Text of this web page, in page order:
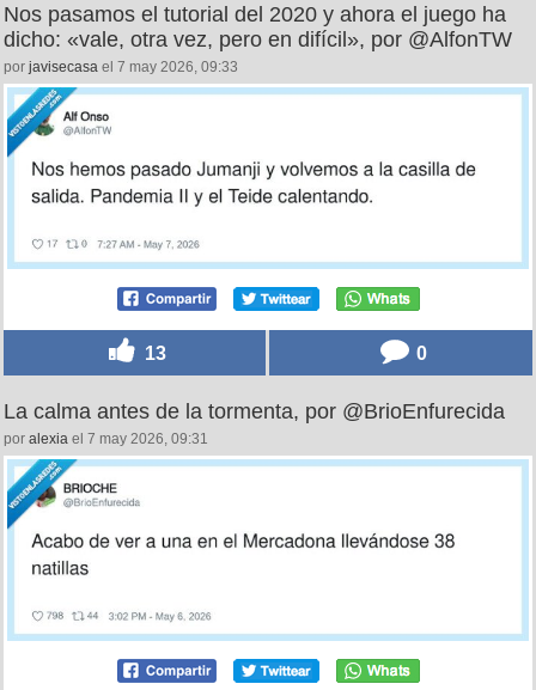
Nos pasamos el tutorial del 2020 y ahora el juego ha
dicho: «vale, otra vez, pero en difícil», por @AlfonTW
por javisecasa el 7 may 2026, 09:33
13 0
La calma antes de la tormenta, por @BrioEnfurecida
por alexia el 7 may 2026, 09:31